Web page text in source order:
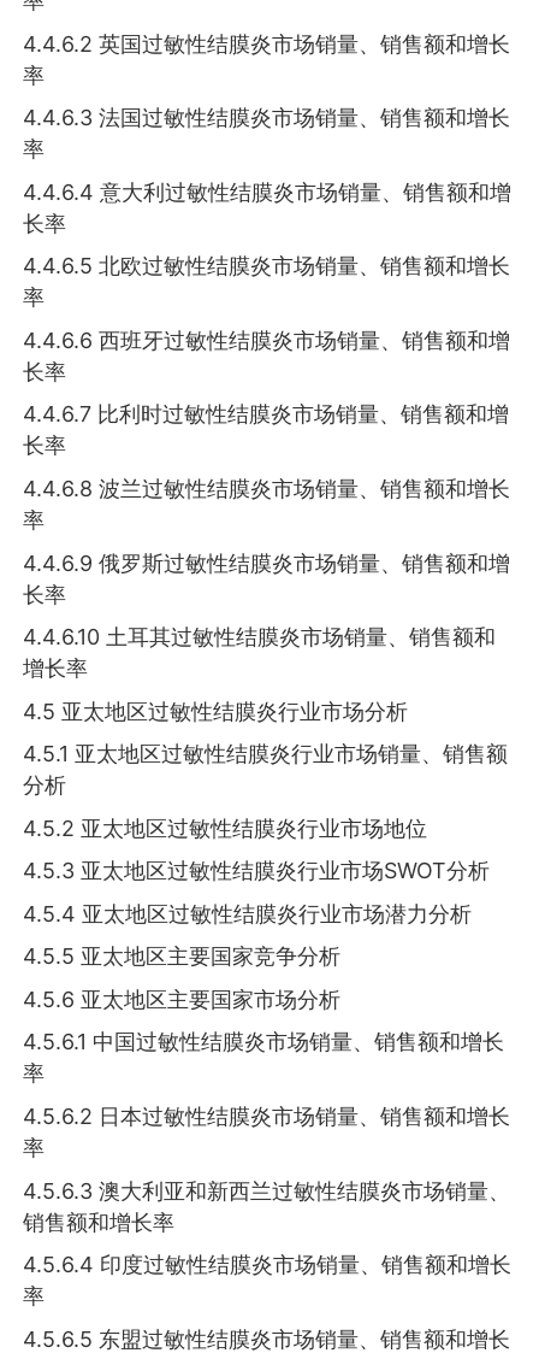
4.4.6.2 英国过敏性结膜炎市场销量、销售额和增长
率
4.4.6.3 法国过敏性结膜炎市场销量、销售额和增长
率
4.4.6.4 意大利过敏性结膜炎市场销量、销售额和增
长率
4.4.6.5 北欧过敏性结膜炎市场销量、销售额和增长
率
4.4.6.6 西班牙过敏性结膜炎市场销量、销售额和增
长率
4.4.6.7 比利时过敏性结膜炎市场销量、销售额和增
长率
4.4.6.8 波兰过敏性结膜炎市场销量、销售额和增长
率
4.4.6.9 俄罗斯过敏性结膜炎市场销量、销售额和增
长率
4.4.6.10 土耳其过敏性结膜炎市场销量、销售额和
增长率
4.5 亚太地区过敏性结膜炎行业市场分析
4.5.1 亚太地区过敏性结膜炎行业市场销量、销售额
分析
4.5.2 亚太地区过敏性结膜炎行业市场地位
4.5.3 亚太地区过敏性结膜炎行业市场SWOT分析
4.5.4 亚太地区过敏性结膜炎行业市场潜力分析
4.5.5 亚太地区主要国家竞争分析
4.5.6 亚太地区主要国家市场分析
4.5.6.1 中国过敏性结膜炎市场销量、销售额和增长
率
4.5.6.2 日本过敏性结膜炎市场销量、销售额和增长
率
4.5.6.3 澳大利亚和新西兰过敏性结膜炎市场销量、
销售额和增长率
4.5.6.4 印度过敏性结膜炎市场销量、销售额和增长
率
4.5.6.5 东盟过敏性结膜炎市场销量、销售额和增长